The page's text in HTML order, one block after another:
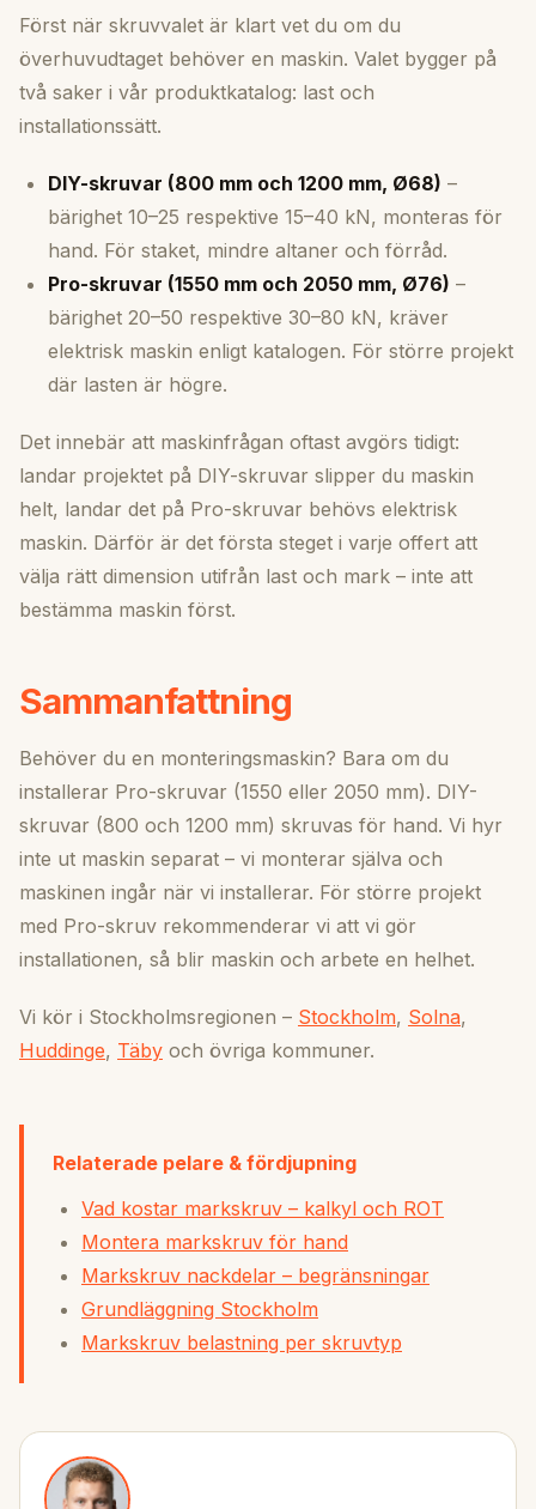
Först när skruvvalet är klart vet du om du
överhuvudtaget behöver en maskin. Valet bygger på
två saker i vår produktkatalog: last och
installationssätt.
DIY-skruvar (800 mm och 1200 mm, Ø68) –
bärighet 10–25 respektive 15–40 kN, monteras för
hand. För staket, mindre altaner och förråd.
Pro-skruvar (1550 mm och 2050 mm, Ø76) –
bärighet 20–50 respektive 30–80 kN, kräver
elektrisk maskin enligt katalogen. För större projekt
där lasten är högre.
Det innebär att maskinfrågan oftast avgörs tidigt:
landar projektet på DIY-skruvar slipper du maskin
helt, landar det på Pro-skruvar behövs elektrisk
maskin. Därför är det första steget i varje offert att
välja rätt dimension utifrån last och mark – inte att
bestämma maskin först.
Sammanfattning
Behöver du en monteringsmaskin? Bara om du
installerar Pro-skruvar (1550 eller 2050 mm). DIY-
skruvar (800 och 1200 mm) skruvas för hand. Vi hyr
inte ut maskin separat – vi monterar själva och
maskinen ingår när vi installerar. För större projekt
med Pro-skruv rekommenderar vi att vi gör
installationen, så blir maskin och arbete en helhet.
Vi kör i Stockholmsregionen – Stockholm, Solna,
Huddinge, Täby och övriga kommuner.
Relaterade pelare & fördjupning
Vad kostar markskruv – kalkyl och ROT
Montera markskruv för hand
Markskruv nackdelar – begränsningar
Grundläggning Stockholm
Markskruv belastning per skruvtyp